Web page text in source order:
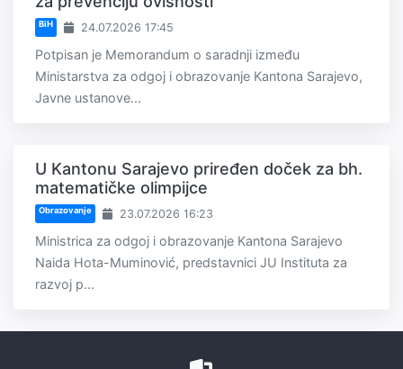
BiH 24.07.2026 17:45
Potpisan je Memorandum o saradnji između
Ministarstva za odgoj i obrazovanje Kantona Sarajevo,
Javne ustanove...
U Kantonu Sarajevo priređen doček za bh.
matematičke olimpijce
Obrazovanje 23.07.2026 16:23
Ministrica za odgoj i obrazovanje Kantona Sarajevo
Naida Hota-Muminović, predstavnici JU Instituta za
razvoj p...